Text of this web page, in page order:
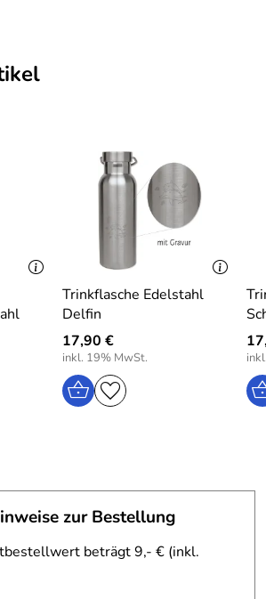
Trinkflasche Edelstahl
Delfin
17,90 €
inkl. 19% MwSt.
zur Bestellung
beträgt 9,- € (inkl.